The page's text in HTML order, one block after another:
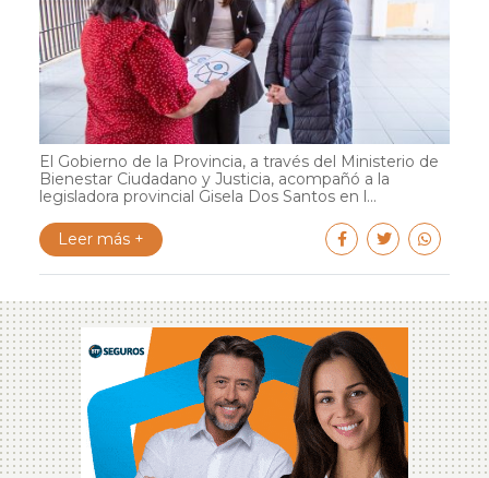
El Gobierno de la Provincia, a través del Ministerio de
Bienestar Ciudadano y Justicia, acompañó a la
legisladora provincial Gisela Dos Santos en l...
Leer más +